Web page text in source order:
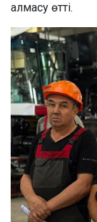
алмасу өтті.